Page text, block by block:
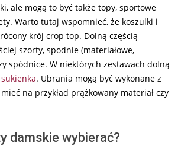
ale mogą to być także topy, sportowe
Warto tutaj wspomnieć, że koszulki i
krój crop top. Dolną częścią
szorty, spodnie (materiałowe,
spódnice. W niektórych zestawach dolną
sukienka. Ubrania mogą być wykonane z
na przykład prążkowany materiał czy
damskie wybierać?